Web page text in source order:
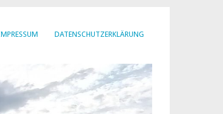
DATENSCHUTZERKLÄRUNG